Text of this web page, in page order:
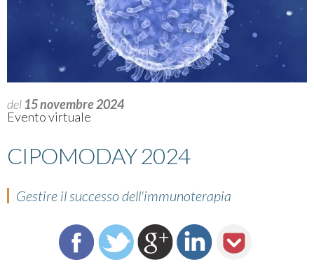
del 15 novembre 2024
Evento virtuale
CIPOMODAY 2024
Gestire il successo dell'immunoterapia